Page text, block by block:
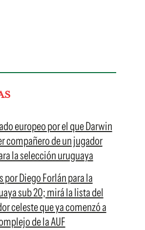
europeo por el que Darwin
compañero de un jugador
la selección uruguaya
por Diego Forlán para la
sub 20; mirá la lista del
celeste que ya comenzó a
de la AUF